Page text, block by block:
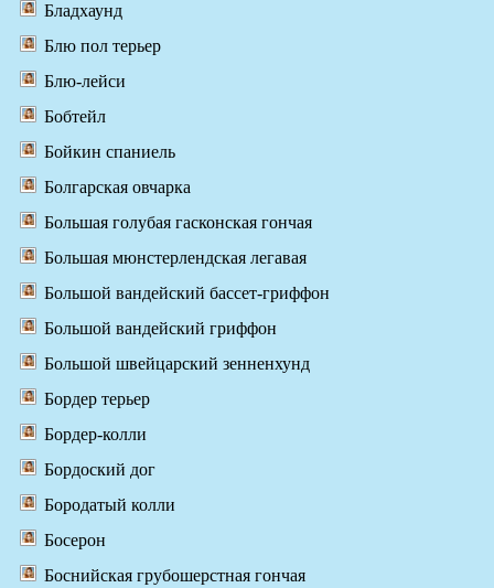
Бладхаунд
Блю пол терьер
Блю-лейси
Бобтейл
Бойкин спаниель
Болгарская овчарка
Большая голубая гасконская гончая
Большая мюнстерлендская легавая
Большой вандейский бассет-гриффон
Большой вандейский гриффон
Большой швейцарский зенненхунд
Бордер терьер
Бордер-колли
Бордоский дог
Бородатый колли
Босерон
Боснийская грубошерстная гончая